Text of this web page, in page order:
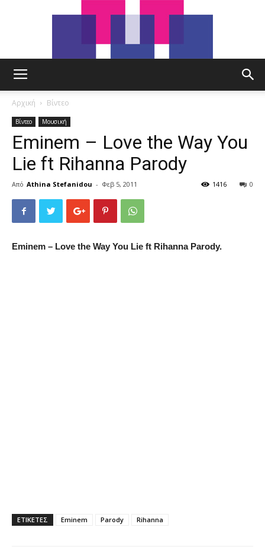
Αρχική Βίντεο
Βίντεο Μουσική
Eminem – Love the Way You
Lie ft Rihanna Parody
Από Athina Stefanidou - Φεβ 5, 2011 0
1416
Eminem – Love the Way You Lie ft Rihanna Parody.
ΕΤΙΚΕΤΕΣ Eminem Parody Rihanna